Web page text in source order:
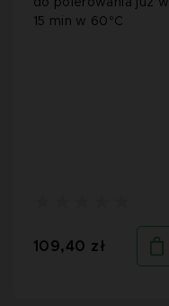
15 min w 60°C
109,40 zł